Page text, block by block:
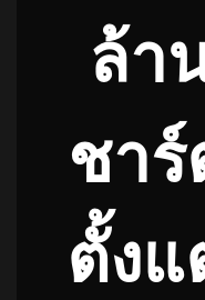
ล้า
ชา
ตั้ง